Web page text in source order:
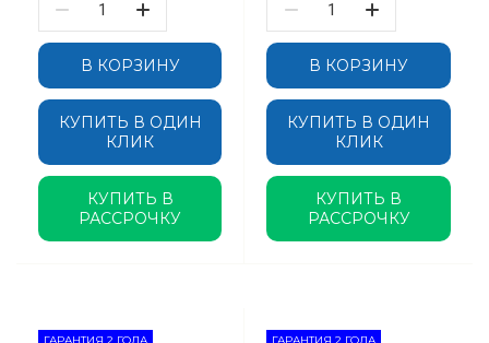
В КОРЗИНУ
КУПИТЬ В ОДИН
КЛИК
КУПИТЬ В
РАССРОЧКУ
В КОРЗИНУ
КУПИТЬ В ОДИН
КЛИК
КУПИТЬ В
РАССРОЧКУ